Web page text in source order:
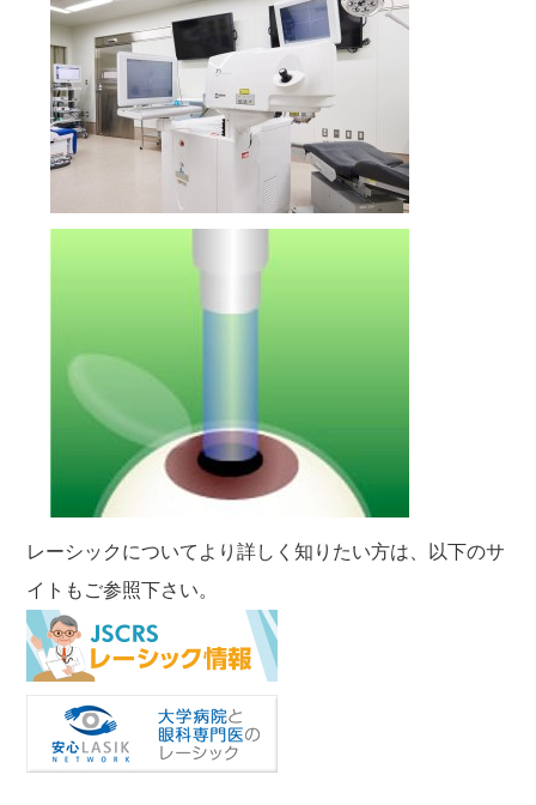
レーシックについてより詳しく知りたい方は、以下のサ
イトもご参照下さい。